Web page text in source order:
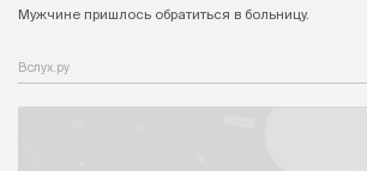
Мужчине пришлось обратиться в больницу.
Вслух.ру